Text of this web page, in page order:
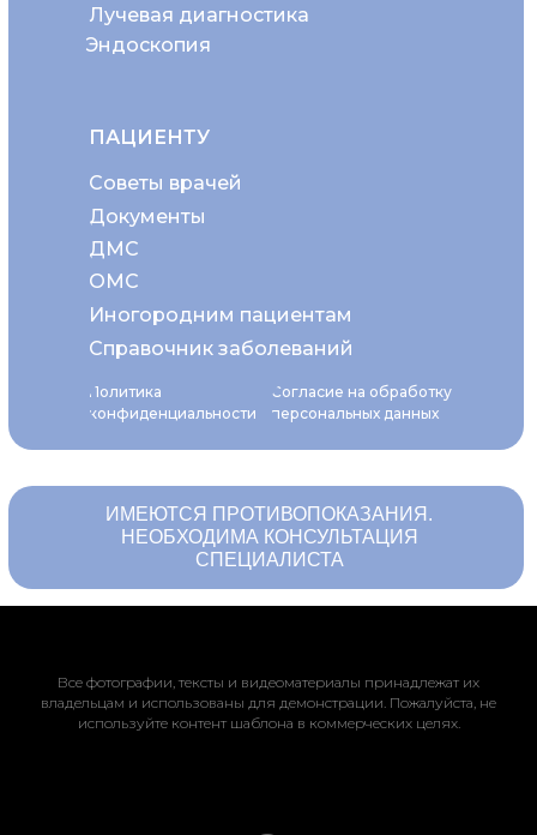
Политика
конфиденциальности
Согласие на обработку
персональных данных
Эндоскопия
Лучевая диагностика
ПАЦИЕНТУ
Советы врачей
ОМС
Документы
ДМС
Иногородним пациентам
Справочник заболеваний
ИМЕЮТСЯ ПРОТИВОПОКАЗАНИЯ.
НЕОБХОДИМА КОНСУЛЬТАЦИЯ
СПЕЦИАЛИСТА
Все фотографии, тексты и видеоматериалы принадлежат их
владельцам и использованы для демонстрации. Пожалуйста, не
используйте контент шаблона в коммерческих целях.